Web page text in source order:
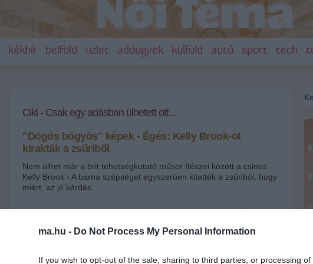
ma.hu - Do Not Process My Personal Information
If you wish to opt-out of the sale, sharing to third parties, or processing
kékhír belföld üzlet adóügyek külföld autó sport tech
Ciki - Csak egy adásban ülhetett ott...
"Dögös bögyös" képek - Égés: Kelly Brook-ot
kirakták a zsűriből
Nem ülhet már a brit tehetségkutató műsor ítészei között a csinos
Kelly Brook - A barna szépséget egyszerűen kitették a zsűriből, hogy
miért, az jó kérdés.
"Dögös bögyös" képek: Kelly Brook a habokban
ma.hu